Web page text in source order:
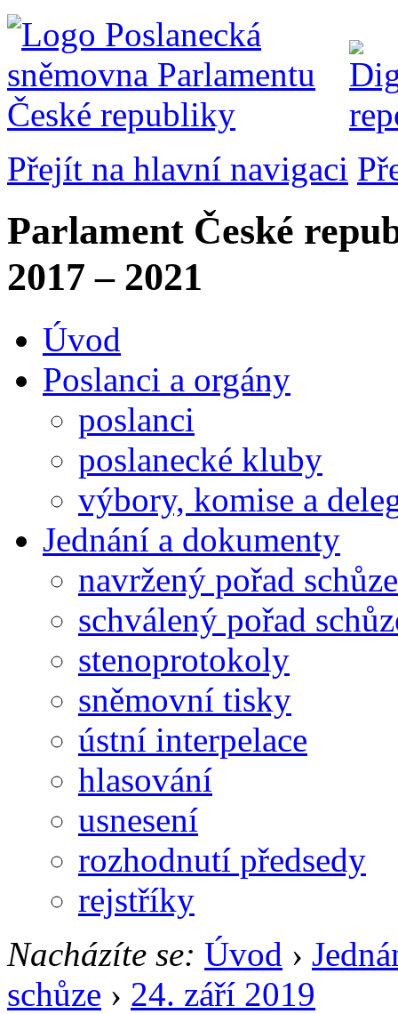
Přejít na hlavní navigaci
Parlament České
2017 – 2021
Úvod
Poslanci a orgány
poslanci
poslanecké kluby
výbory, komise a
Jednání a dokumenty
navržený pořad schůze
schválený pořad
stenoprotokoly
sněmovní tisky
ústní interpelace
hlasování
usnesení
rozhodnutí předsedy
rejstříky
Nacházíte se: Úvod ›
schůze › 24. září 2019